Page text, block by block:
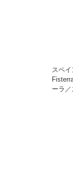
スペ
ーラ